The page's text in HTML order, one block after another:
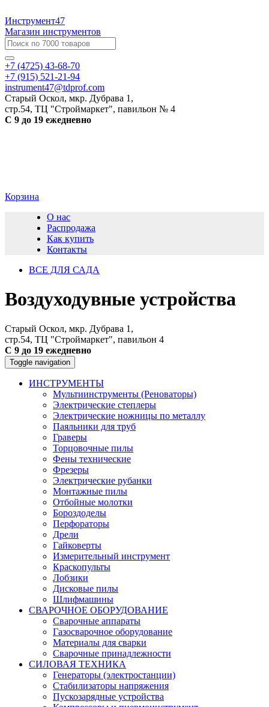
Инструмент47
Магазин инструментов
+7 (4725) 43-68-70
+7 (915) 521-21-94
instrument47@tdprof.com
Старый Оскол, мкр. Дубрава 1,
стр.54, ТЦ "Строймаркет", павильон № 4
С 9 до 19 ежедневно
Корзина
О нас
Распродажа
Как купить
Контакты
ВСЕ ДЛЯ САДА
Воздуходувные устройства
Старый Оскол, мкр. Дубрава 1,
стр.54, ТЦ "Строймаркет", павильон 4
С 9 до 19 ежедневно
Toggle navigation
ИНСТРУМЕНТЫ
Мультиинструменты (Реноваторы)
Электрические степлеры
Электрические ножницы по металлу
Паяльники для труб
Граверы
Торцовочные пилы
Фены технические
Фрезеры
Электрические рубанки
Монтажные пилы
Отбойные молотки
Бороздоделы
Перфораторы
Дрели
Гайковерты
Измерительный инструмент
Краскопульты
Лобзики
Дисковые пилы
Шлифмашины
СВАРОЧНОЕ ОБОРУДОВАНИЕ
Сварочные аппараты
Газосварочное оборудование
Материалы для сварки
Сварочные принадлежности
СИЛОВАЯ ТЕХНИКА
Генераторы (электростанции)
Стабилизаторы напряжения
Пускозарядные устройства